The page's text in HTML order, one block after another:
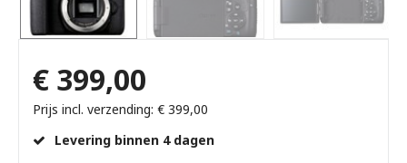
€ 399,00
Prijs incl. verzending: € 399,00
Levering binnen 4 dagen